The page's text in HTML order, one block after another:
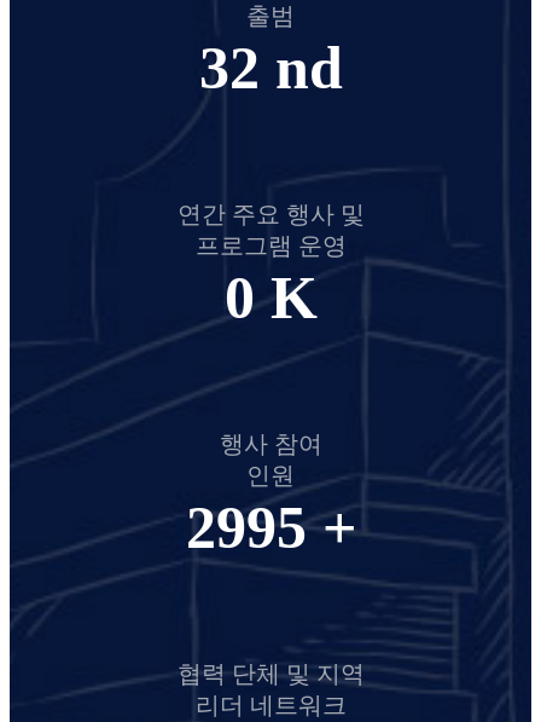
출범
32 nd
연간 주요 행사 및
프로그램 운영
0 K
행사 참여
인원
2995 +
협력 단체 및 지역
리더 네트워크